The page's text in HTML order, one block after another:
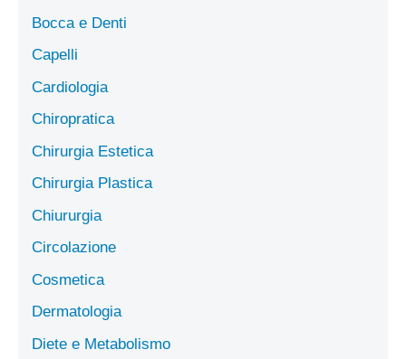
Bocca e Denti
Capelli
Cardiologia
Chiropratica
Chirurgia Estetica
Chirurgia Plastica
Chiururgia
Circolazione
Cosmetica
Dermatologia
Diete e Metabolismo